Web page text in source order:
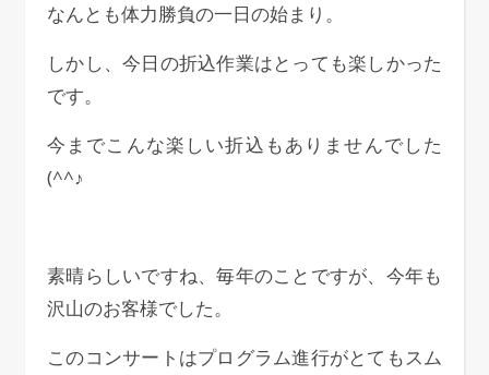
なんとも体力勝負の一日の始まり。
しかし、今日の折込作業はとっても楽しかった
です。
今までこんな楽しい折込もありませんでした
(^^♪
素晴らしいですね、毎年のことですが、今年も
沢山のお客様でした。
このコンサートはプログラム進行がとてもスム